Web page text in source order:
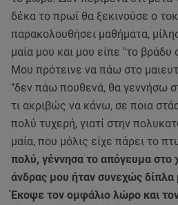
δέκα το πρωί θα ξεκινούσε ο
παρακολουθήσει μαθήματα,
μαία μου και μου είπε "το
Μου πρότεινε να πάω στο
"δεν πάω πουθενά, θα γεννήσω
τι ακριβώς να κάνω, σε ποια
πολύ τυχερή, γιατί στην
μαία, που μόλις είχε πάρει το
πολύ, γέννησα το απόγευμα στο
άνδρας μου ήταν συνεχώς
Έκοψε τον ομφάλιο λώρο και